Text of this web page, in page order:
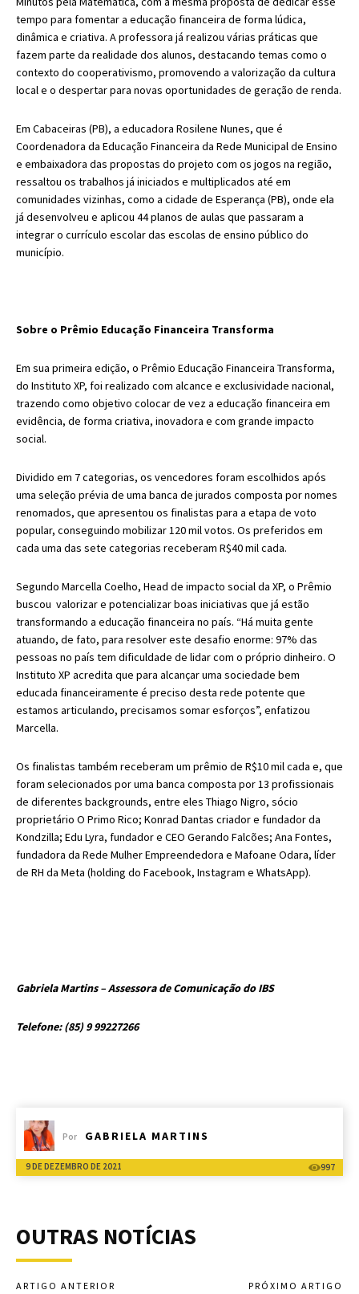
tempo para fomentar a educação financeira de forma lúdica,
dinâmica e criativa. A professora já realizou várias práticas que
fazem parte da realidade dos alunos, destacando temas como o
contexto do cooperativismo, promovendo a valorização da cultura
local e o despertar para novas oportunidades de geração de renda.
Em Cabaceiras (PB), a educadora Rosilene Nunes, que é
Coordenadora da Educação Financeira da Rede Municipal de Ensino
e embaixadora das propostas do projeto com os jogos na região,
ressaltou os trabalhos já iniciados e multiplicados até em
comunidades vizinhas, como a cidade de Esperança (PB), onde ela
já desenvolveu e aplicou 44 planos de aulas que passaram a
integrar o currículo escolar das escolas de ensino público do
município.
Sobre o Prêmio Educação Financeira Transforma
Em sua primeira edição, o Prêmio Educação Financeira Transforma,
do Instituto XP, foi realizado com alcance e exclusividade nacional,
trazendo como objetivo colocar de vez a educação financeira em
evidência, de forma criativa, inovadora e com grande impacto
social.
Dividido em 7 categorias, os vencedores foram escolhidos após
uma seleção prévia de uma banca de jurados composta por nomes
renomados, que apresentou os finalistas para a etapa de voto
popular, conseguindo mobilizar 120 mil votos. Os preferidos em
cada uma das sete categorias receberam R$40 mil cada.
Segundo Marcella Coelho, Head de impacto social da XP, o Prêmio
buscou valorizar e potencializar boas iniciativas que já estão
transformando a educação financeira no país. “Há muita gente
atuando, de fato, para resolver este desafio enorme: 97% das
pessoas no país tem dificuldade de lidar com o próprio dinheiro. O
Instituto XP acredita que para alcançar uma sociedade bem
educada financeiramente é preciso desta rede potente que
estamos articulando, precisamos somar esforços”, enfatizou
Marcella.
Os finalistas também receberam um prêmio de R$10 mil cada e, que
foram selecionados por uma banca composta por 13 profissionais
de diferentes backgrounds, entre eles Thiago Nigro, sócio
proprietário O Primo Rico; Konrad Dantas criador e fundador da
Kondzilla; Edu Lyra, fundador e CEO Gerando Falcões; Ana Fontes,
fundadora da Rede Mulher Empreendedora e Mafoane Odara, líder
de RH da Meta (holding do Facebook, Instagram e WhatsApp).
Gabriela Martins – Assessora de Comunicação do IBS
Telefone: (85) 9 99227266
Por GABRIELA MARTINS
9 DE DEZEMBRO DE 2021 997
OUTRAS NOTÍCIAS
ARTIGO ANTERIOR PRÓXIMO ARTIGO